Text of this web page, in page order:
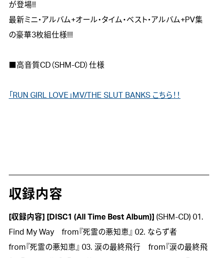
が登場!!
最新ミニ・アルバム+オール・タイム・ベスト・アルバム+PV集
の豪華3枚組仕様!!!
■高音質CD（SHM-CD）仕様
「RUN GIRL LOVE」MV/THE SLUT BANKS こちら！！
収録内容
[収録内容] [DISC1 (All Time Best Album)] (SHM-CD) 01.
Find My Way from『死霊の悪知恵』 02. ならず者
from『死霊の悪知恵』 03. 涙の最終飛行 from『涙の最終飛